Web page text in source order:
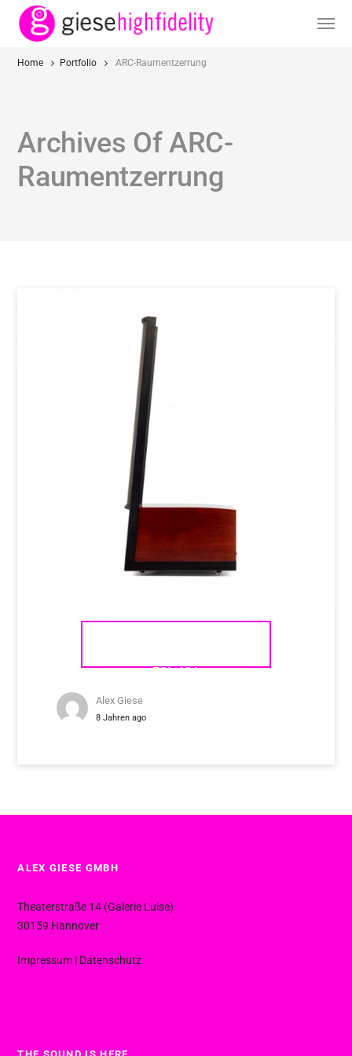
Home Portfolio ARC-Raumentzerrung
Archives Of ARC-
Raumentzerrung
ESL 13A
Alex Giese
8 Jahren ago
ALEX GIESE GMBH
Theaterstraße 14 (Galerie Luise)
30159 Hannover
Impressum | Datenschutz